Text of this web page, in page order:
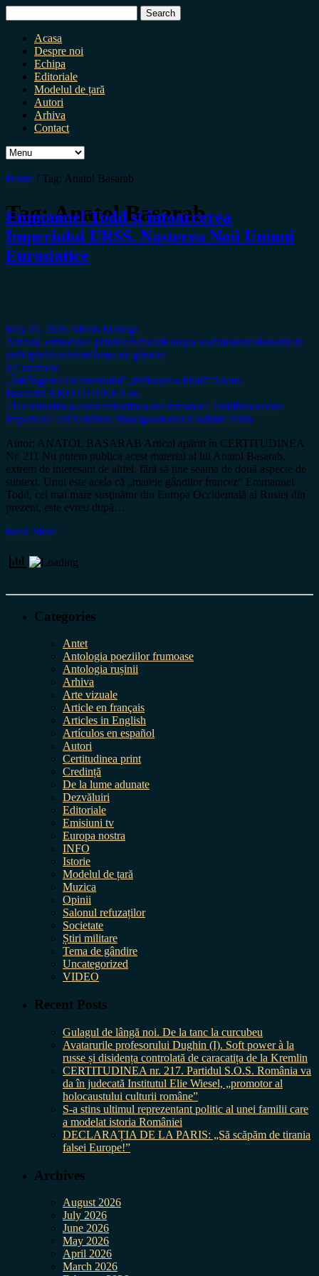
for:
Acasa
Despre noi
Echipa
Editoriale
Modelul de țară
Autori
Arhiva
Contact
Home / Tag: Anatol Basarab
Tag:Anatol Basarab
Emmanuel Todd și întoarcerea
Imperiului URSS. Nașterea Noii Uniuni
Eurasiatice
May 25, 2026 Miron Manega
ArhivaCertitudinea printDezvăluiriEuropa nostraIstorieModelul de
țarăOpiniiSocietateTema de gândire
0 Comment
„Înfrângerea Occidentului”„Prăbușirea finală”Anatol
BasarabCERTITUDINEA nr.
211certitudinea.comcertitudinea.roEmmanuel Toddîntoarcerea
Imperiului URSSMiron ManegaortodoxVladimir Putin
Autor: ANATOL BASARAB Articol apărut în CERTITUDINEA
Nr. 211 Nu putem publica acest material al lui Anatol Basarab,
extrem de interesant de altfel, fără să ține seama de două aspecte de
subtext. Unul este acela că „marele gânditor francez“ Emmanuel
Todd, cel mai mare susţinător din Europa Occidentală al Rusiei din
prezent, este evreu după…
Read More
Categories
Antet
Antologia poeziilor frumoase
Antologia rușinii
Arhiva
Arte vizuale
Article en français
Articles in English
Artículos en español
Autori
Certitudinea print
Credință
De la lume adunate
Dezvăluiri
Editoriale
Emisiuni tv
Europa nostra
INFO
Istorie
Modelul de țară
Muzica
Opinii
Salonul refuzaților
Societate
Știri militare
Tema de gândire
Uncategorized
VIDEO
Recent Posts
Gulagul de lângă noi. De la tanc la curcubeu
Avatarurile profesorului Dughin (I). Soft power à la
russe și disidența controlată de caracatița de la Kremlin
CERTITUDINEA nr. 217. Partidul S.O.S. România va
da în judecată Institutul Elie Wiesel, „promotor al
holocaustului culturii române”
S-a stins ultimul reprezentant politic al unei familii care
a modelat istoria României
DECLARAȚIA DE LA PARIS: „Să scăpăm de tirania
falsei Europe!”
Archives
August 2026
July 2026
June 2026
May 2026
April 2026
March 2026